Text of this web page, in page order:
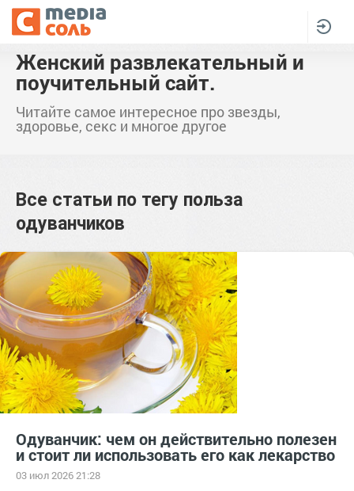
Женский развлекательный и
поучительный сайт.
Читайте самое интересное про звезды,
здоровье, секс и многое другое
Все статьи по тегу польза
одуванчиков
Одуванчик: чем он действительно полезен
и стоит ли использовать его как лекарство
03 июл 2026 21:28